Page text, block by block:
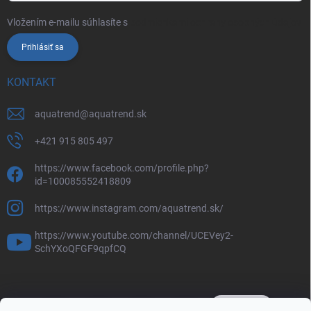
Vložením e-mailu súhlasíte s
Prihlásiť sa
KONTAKT
aquatrend@aquatrend.sk
+421 915 805 497
https://www.facebook.com/profile.php?
id=100085552418809
https://www.instagram.com/aquatrend.sk/
https://www.youtube.com/channel/UCEVey2-
SchYXoQFGF9qpfCQ